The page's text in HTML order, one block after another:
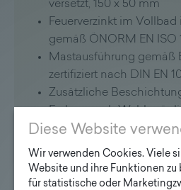
versetzt, 150 x 50 mm
Feuerverzinkt im
gemäß ÖNORM EN ISO
Mastausführung gemäß
zertifiziert nach DIN EN
Zusätzliche
Farben nach Wahl
Ausführung mit
Ankerkorb auf Wunsch
Steigsystem:
Diese Website
Wir verwenden Cookies. Viele
Website und ihre Funktionen zu
für statistische oder